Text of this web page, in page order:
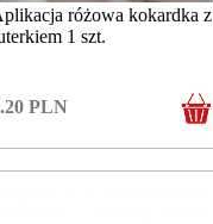
różowa kokardka z
1 szt.
PLN